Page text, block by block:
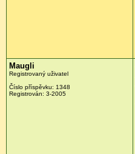
Maugli
Registrovaný uživatel
Číslo příspěvku: 1348
Registrován: 3-2005